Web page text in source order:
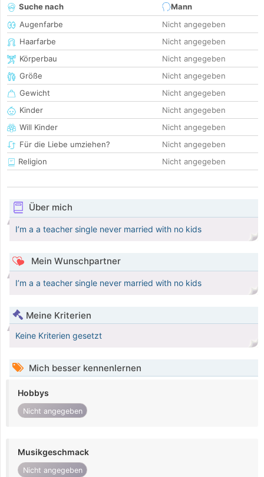
Suche nach
Mann
Augenfarbe
Nicht angegeben
Haarfarbe
Nicht angegeben
Körperbau
Nicht angegeben
Größe
Nicht angegeben
Gewicht
Nicht angegeben
Kinder
Nicht angegeben
Will Kinder
Nicht angegeben
Für die Liebe umziehen?
Nicht angegeben
Religion
Nicht angegeben
Über mich
I’m a a teacher single never married with no kids
Mein Wunschpartner
I’m a a teacher single never married with no kids
Meine Kriterien
Keine Kriterien gesetzt
Mich besser kennenlernen
Hobbys
Nicht angegeben
Musikgeschmack
Nicht angegeben